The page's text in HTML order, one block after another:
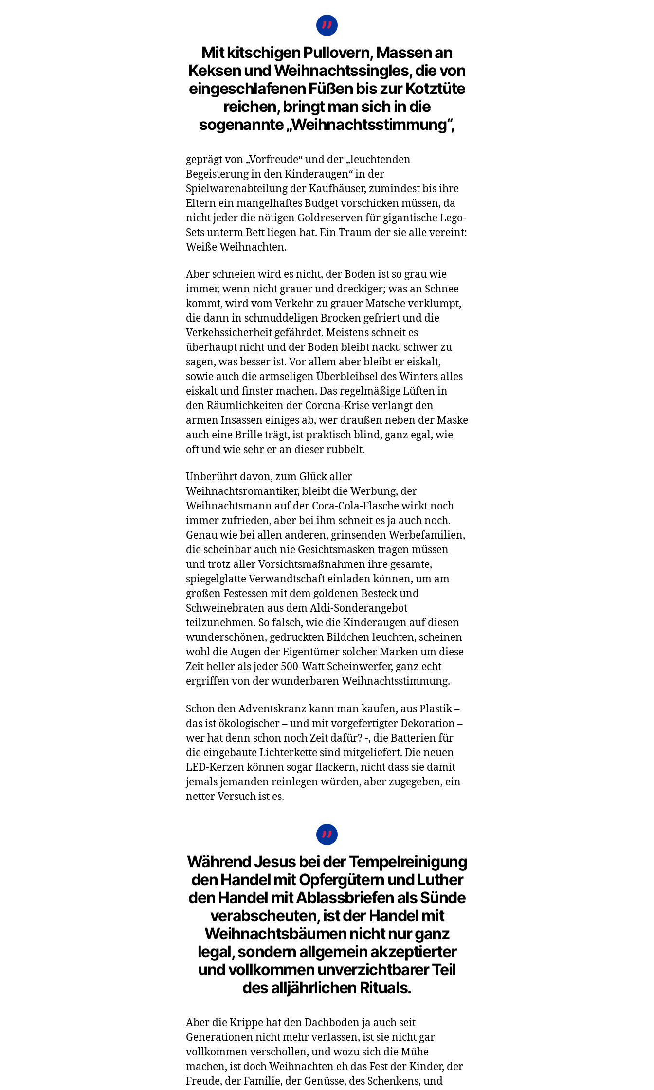
Mit kitschigen Pullovern, Massen an
Keksen und Weihnachtssingles, die von
eingeschlafenen Füßen bis zur Kotztüte
reichen, bringt man sich in die
sogenannte „Weihnachtsstimmung“,
geprägt von „Vorfreude“ und der „leuchtenden
Begeisterung in den Kinderaugen“ in der
Spielwarenabteilung der Kaufhäuser, zumindest bis ihre
Eltern ein mangelhaftes Budget vorschicken müssen, da
nicht jeder die nötigen Goldreserven für gigantische Lego-
Sets unterm Bett liegen hat. Ein Traum der sie alle vereint:
Weiße Weihnachten.
Aber schneien wird es nicht, der Boden ist so grau wie
immer, wenn nicht grauer und dreckiger; was an Schnee
kommt, wird vom Verkehr zu grauer Matsche verklumpt,
die dann in schmuddeligen Brocken gefriert und die
Verkehssicherheit gefährdet. Meistens schneit es
überhaupt nicht und der Boden bleibt nackt, schwer zu
sagen, was besser ist. Vor allem aber bleibt er eiskalt,
sowie auch die armseligen Überbleibsel des Winters alles
eiskalt und finster machen. Das regelmäßige Lüften in
den Räumlichkeiten der Corona-Krise verlangt den
armen Insassen einiges ab, wer draußen neben der Maske
auch eine Brille trägt, ist praktisch blind, ganz egal, wie
oft und wie sehr er an dieser rubbelt.
Unberührt davon, zum Glück aller
Weihnachtsromantiker, bleibt die Werbung, der
Weihnachtsmann auf der Coca-Cola-Flasche wirkt noch
immer zufrieden, aber bei ihm schneit es ja auch noch.
Genau wie bei allen anderen, grinsenden Werbefamilien,
die scheinbar auch nie Gesichtsmasken tragen müssen
und trotz aller Vorsichtsmaßnahmen ihre gesamte,
spiegelglatte Verwandtschaft einladen können, um am
großen Festessen mit dem goldenen Besteck und
Schweinebraten aus dem Aldi-Sonderangebot
teilzunehmen. So falsch, wie die Kinderaugen auf diesen
wunderschönen, gedruckten Bildchen leuchten, scheinen
wohl die Augen der Eigentümer solcher Marken um diese
Zeit heller als jeder 500-Watt Scheinwerfer, ganz echt
ergriffen von der wunderbaren Weihnachtsstimmung.
Schon den Adventskranz kann man kaufen, aus Plastik –
das ist ökologischer – und mit vorgefertigter Dekoration –
wer hat denn schon noch Zeit dafür? -, die Batterien für
die eingebaute Lichterkette sind mitgeliefert. Die neuen
LED-Kerzen können sogar flackern, nicht dass sie damit
jemals jemanden reinlegen würden, aber zugegeben, ein
netter Versuch ist es.
Während Jesus bei der Tempelreinigung
den Handel mit Opfergütern und Luther
den Handel mit Ablassbriefen als Sünde
verabscheuten, ist der Handel mit
Weihnachtsbäumen nicht nur ganz
legal, sondern allgemein akzeptierter
und vollkommen unverzichtbarer Teil
des alljährlichen Rituals.
Aber die Krippe hat den Dachboden ja auch seit
Generationen nicht mehr verlassen, ist sie nicht gar
vollkommen verschollen, und wozu sich die Mühe
machen, ist doch Weihnachten eh das Fest der Kinder, der
Freude, der Familie, der Genüsse, des Schenkens, und
K
o
m